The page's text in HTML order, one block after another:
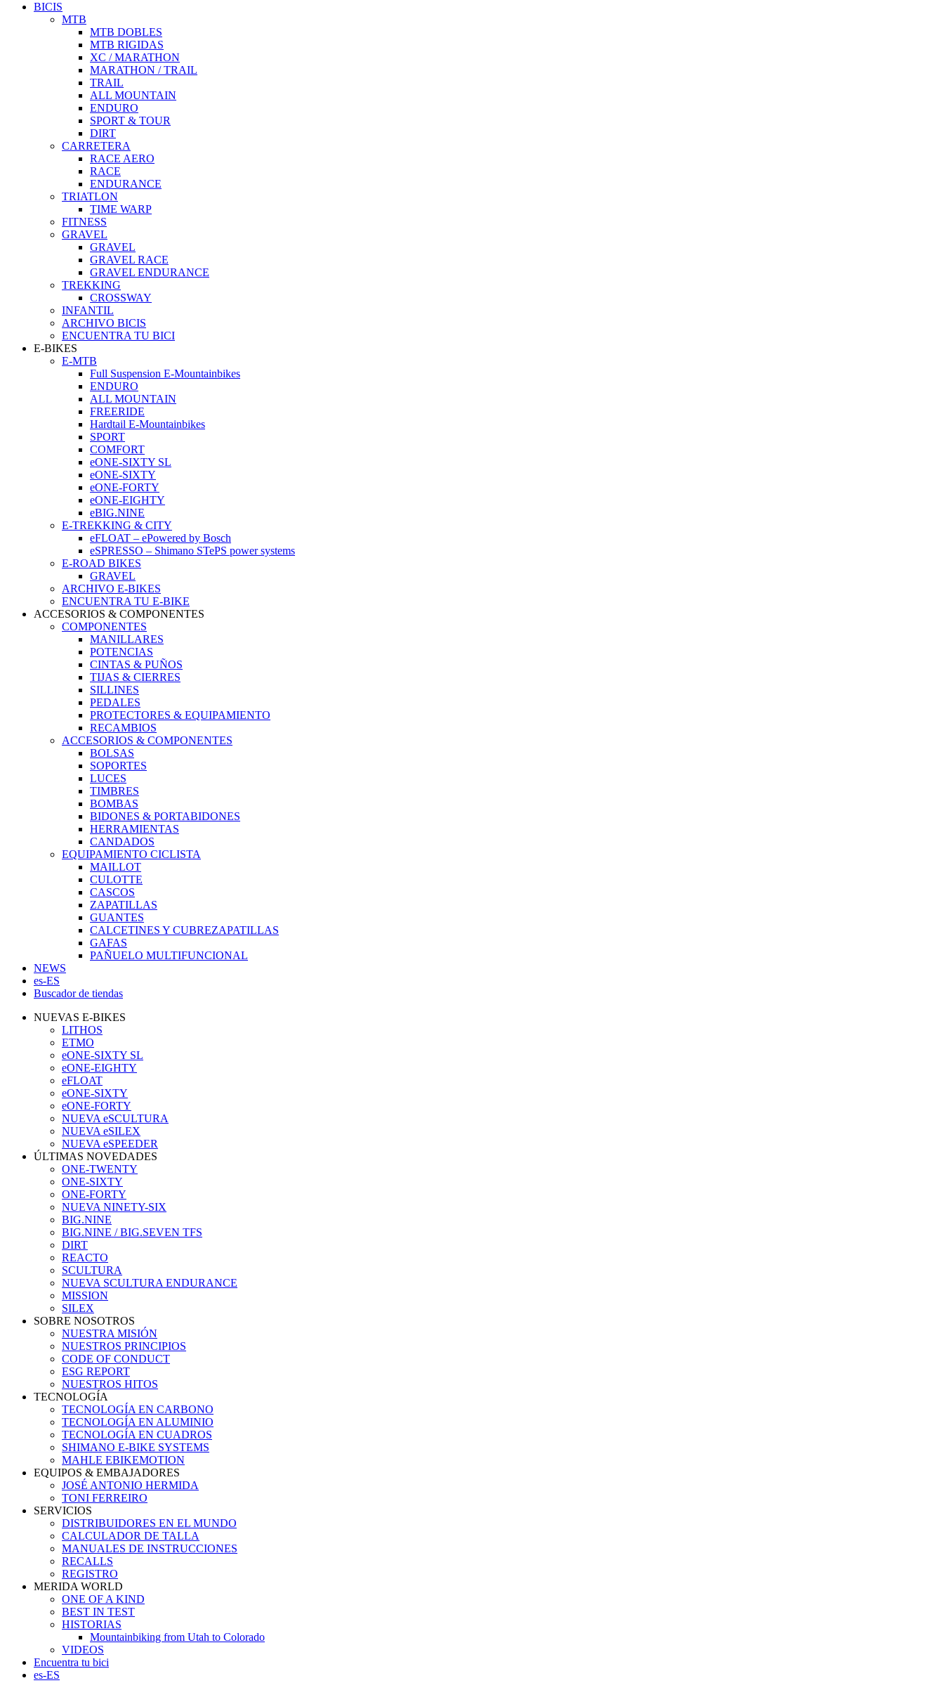
BICIS
MTB
MTB DOBLES
MTB RIGIDAS
XC / MARATHON
MARATHON / TRAIL
TRAIL
ALL MOUNTAIN
ENDURO
SPORT & TOUR
DIRT
CARRETERA
RACE AERO
RACE
ENDURANCE
TRIATLON
TIME WARP
FITNESS
GRAVEL
GRAVEL
GRAVEL RACE
GRAVEL ENDURANCE
TREKKING
CROSSWAY
INFANTIL
ARCHIVO BICIS
ENCUENTRA TU BICI
E-BIKES
E-MTB
Full Suspension E-Mountainbikes
ENDURO
ALL MOUNTAIN
FREERIDE
Hardtail E-Mountainbikes
SPORT
COMFORT
eONE-SIXTY SL
eONE-SIXTY
eONE-FORTY
eONE-EIGHTY
eBIG.NINE
E-TREKKING & CITY
eFLOAT – ePowered by Bosch
eSPRESSO – Shimano STePS power systems
E-ROAD BIKES
GRAVEL
ARCHIVO E-BIKES
ENCUENTRA TU E-BIKE
ACCESORIOS & COMPONENTES
COMPONENTES
MANILLARES
POTENCIAS
CINTAS & PUÑOS
TIJAS & CIERRES
SILLINES
PEDALES
PROTECTORES & EQUIPAMIENTO
RECAMBIOS
ACCESORIOS & COMPONENTES
BOLSAS
SOPORTES
LUCES
TIMBRES
BOMBAS
BIDONES & PORTABIDONES
HERRAMIENTAS
CANDADOS
EQUIPAMIENTO CICLISTA
MAILLOT
CULOTTE
CASCOS
ZAPATILLAS
GUANTES
CALCETINES Y CUBREZAPATILLAS
GAFAS
PAÑUELO MULTIFUNCIONAL
NEWS
es-ES
Buscador de tiendas
NUEVAS E-BIKES
LITHOS
ETMO
eONE-SIXTY SL
eONE-EIGHTY
eFLOAT
eONE-SIXTY
eONE-FORTY
NUEVA eSCULTURA
NUEVA eSILEX
NUEVA eSPEEDER
ÚLTIMAS NOVEDADES
ONE-TWENTY
ONE-SIXTY
ONE-FORTY
NUEVA NINETY-SIX
BIG.NINE
BIG.NINE / BIG.SEVEN TFS
DIRT
REACTO
SCULTURA
NUEVA SCULTURA ENDURANCE
MISSION
SILEX
SOBRE NOSOTROS
NUESTRA MISIÓN
NUESTROS PRINCIPIOS
CODE OF CONDUCT
ESG REPORT
NUESTROS HITOS
TECNOLOGÍA
TECNOLOGÍA EN CARBONO
TECNOLOGÍA EN ALUMINIO
TECNOLOGÍA EN CUADROS
SHIMANO E-BIKE SYSTEMS
MAHLE EBIKEMOTION
EQUIPOS & EMBAJADORES
JOSÉ ANTONIO HERMIDA
TONI FERREIRO
SERVICIOS
DISTRIBUIDORES EN EL MUNDO
CALCULADOR DE TALLA
MANUALES DE INSTRUCCIONES
RECALLS
REGISTRO
MERIDA WORLD
ONE OF A KIND
BEST IN TEST
HISTORIAS
Mountainbiking from Utah to Colorado
VIDEOS
Encuentra tu bici
es-ES